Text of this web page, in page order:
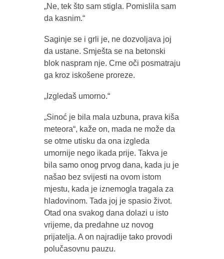
„Ne, tek što sam stigla. Pomislila sam
da kasnim.“
Saginje se i grli je, ne dozvoljava joj
da ustane. Smješta se na betonski
blok naspram nje. Crne oči posmatraju
ga kroz iskošene proreze.
„Izgledaš umorno.“
„Sinoć je bila mala uzbuna, prava kiša
meteora“, kaže on, mada ne može da
se otme utisku da ona izgleda
umornije nego ikada prije. Takva je
bila samo onog prvog dana, kada ju je
našao bez svijesti na ovom istom
mjestu, kada je iznemogla tragala za
hladovinom. Tada joj je spasio život.
Otad ona svakog dana dolazi u isto
vrijeme, da predahne uz novog
prijatelja. A on najradije tako provodi
polučasovnu pauzu.